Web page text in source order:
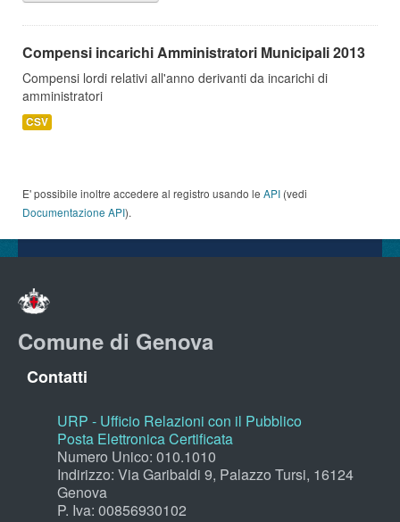
Compensi incarichi Amministratori Municipali 2013
Compensi lordi relativi all'anno derivanti da incarichi di
amministratori
CSV
E' possibile inoltre accedere al registro usando le API (vedi
Documentazione API).
Comune di Genova
Contatti
URP - Ufficio Relazioni con il Pubblico
Posta Elettronica Certificata
Numero Unico: 010.1010
Indirizzo: Via Garibaldi 9, Palazzo Tursi, 16124
Genova
P. Iva: 00856930102